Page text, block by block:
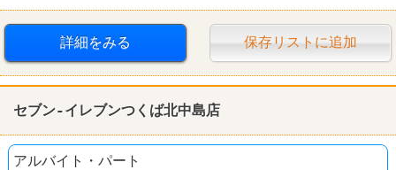
制服あり 社員登用あり 禁煙・分煙
ゴルフ5
詳細をみる 保存リストに追加
セブン-イレブンつくば北中島店
アルバイト・パート